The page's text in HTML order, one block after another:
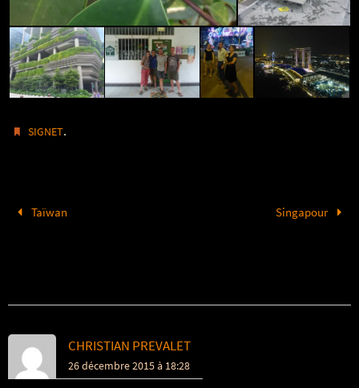
SIGNET.
Taïwan Singapour
CHRISTIAN PREVALET
26 décembre 2015 à 18:28